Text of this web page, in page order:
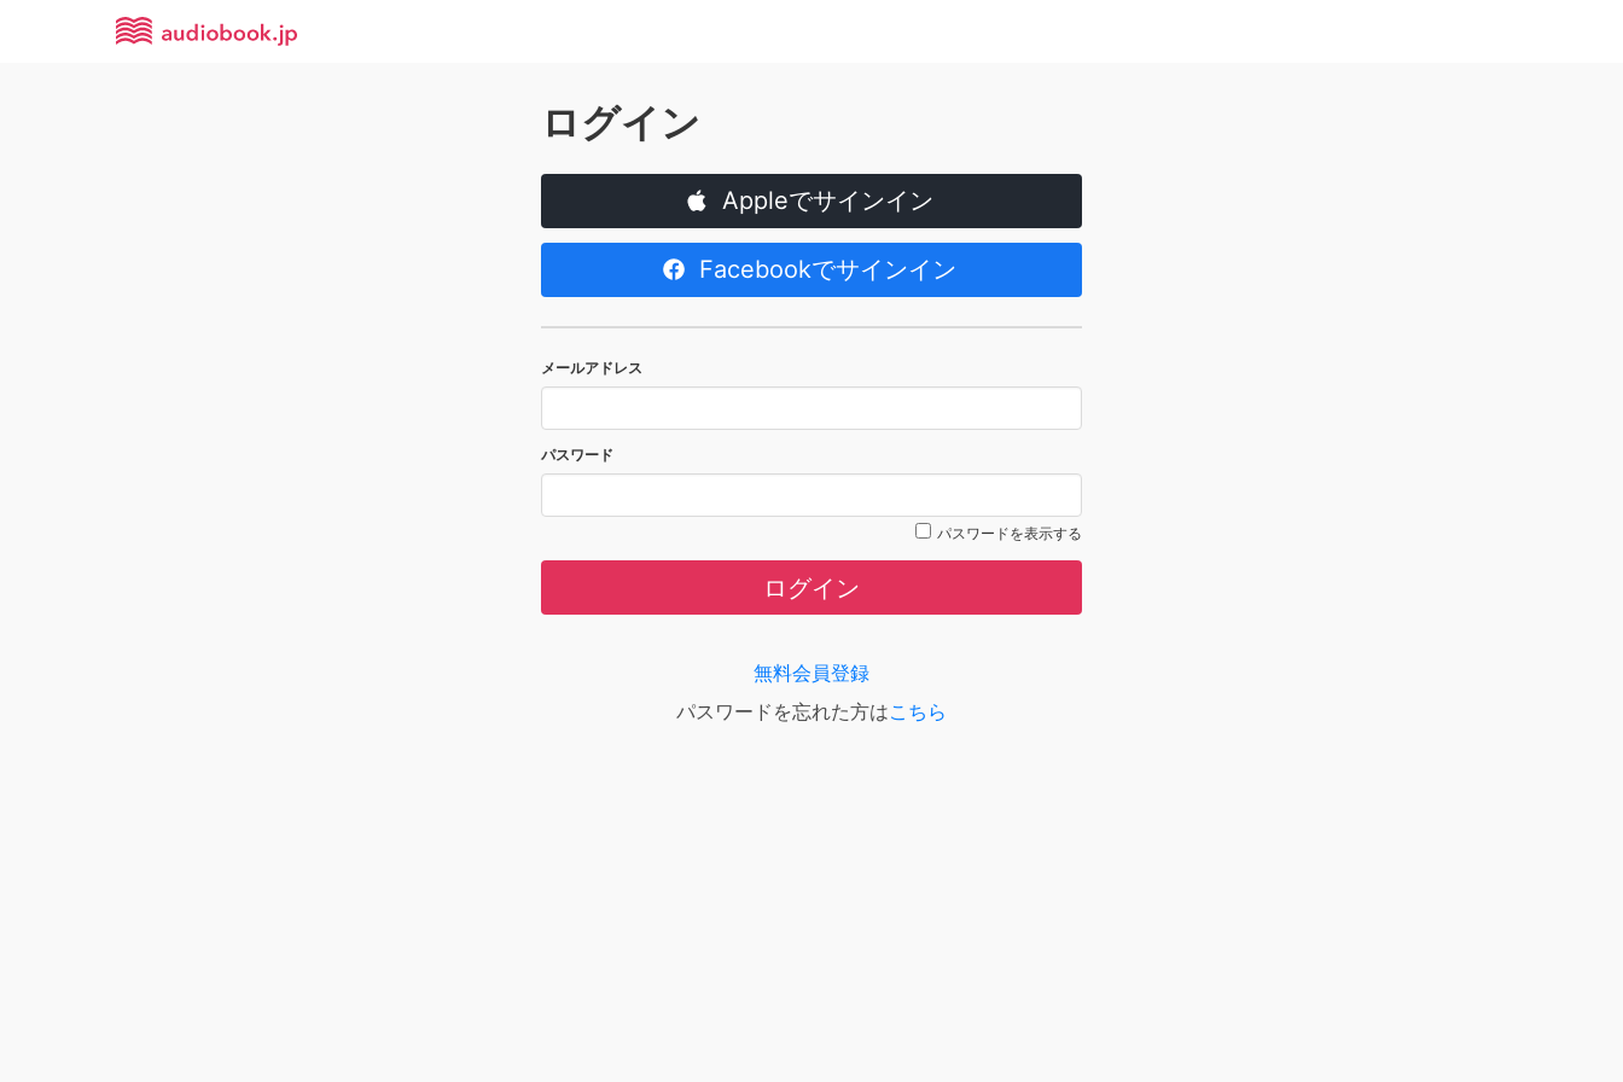
ログイン
Appleでサインイン
Facebookでサインイン
メールアドレス
パスワード
パスワードを表示する
ログイン
無料会員登録
パスワードを忘れた方はこちら